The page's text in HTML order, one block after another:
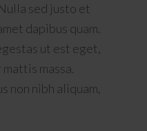
sed justo et
dapibus quam.
ut est eget,
massa.
non nibh aliquam,